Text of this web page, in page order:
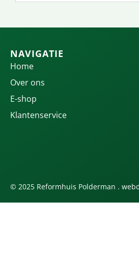
NAVIGATIE
Home
Over ons
E-shop
Klantenservice
© 2025 Reformhuis Polderman .